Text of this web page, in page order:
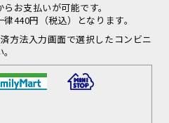
お支払いが可能です。
440円（税込）となります。
方法入力画面で選択したコンビニ